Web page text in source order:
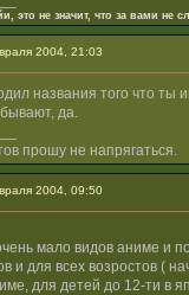
это не значит, что за вами не
2004, 21:03
названия того что ты
да.
прошу не напрягаться.
2004, 09:50
мало видов аниме и
и для всех возростов (
для детей до 12-ти в